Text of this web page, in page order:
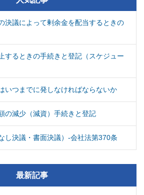
決議によって剰余金を配当するときの
するときの手続きと登記（スケジュー
いつまでに発しなければならないか
の減少（減資）手続きと登記
し決議・書面決議）-会社法第370条
最新記事